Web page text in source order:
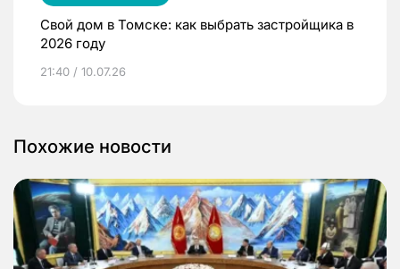
Свой дом в Томске: как выбрать застройщика в
2026 году
21:40 / 10.07.26
Похожие новости